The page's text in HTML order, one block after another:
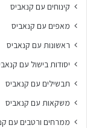
קינוחים עם קנאביס
מאפים עם קנאביס
ראשונות עם קנאביס
יסודות בישול עם
תבשילים עם קנאביס
משקאות עם קנאביס
ממרחים ורטבים עם